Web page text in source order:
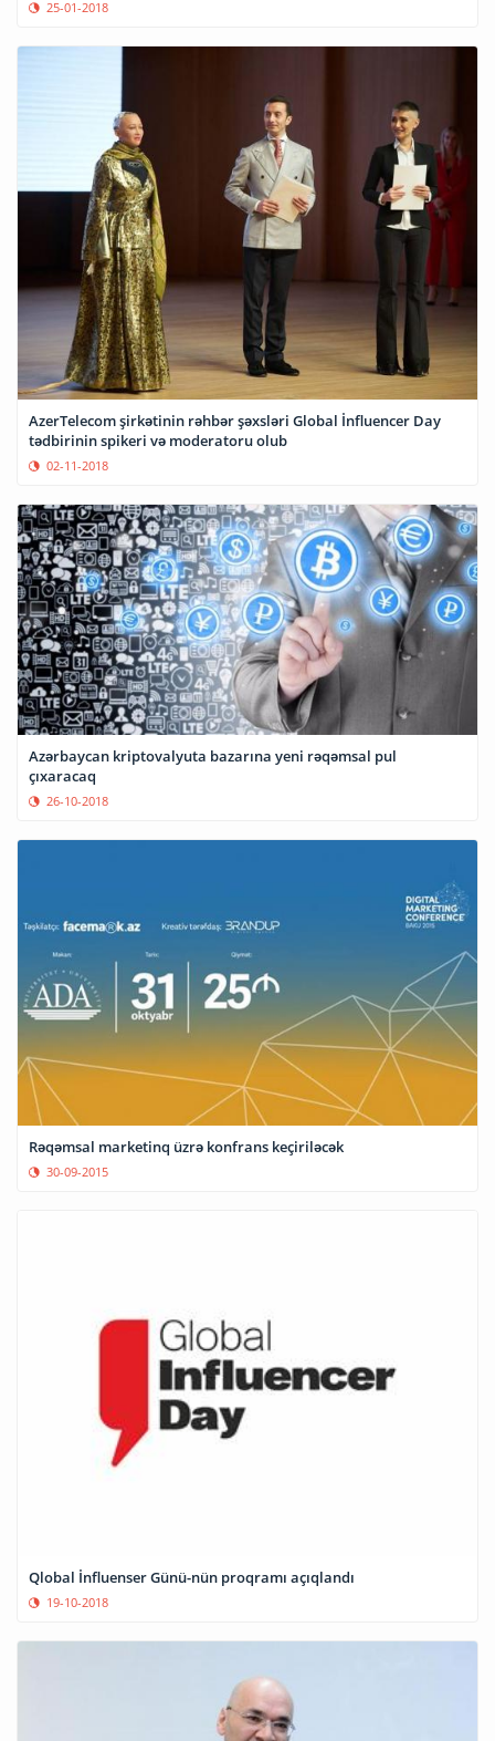
25-01-2018
AzerTelecom şirkətinin rəhbər şəxsləri Global İnfluencer Day
tədbirinin spikeri və moderatoru olub
02-11-2018
Azərbaycan kriptovalyuta bazarına yeni rəqəmsal pul
çıxaracaq
26-10-2018
Rəqəmsal marketinq üzrə konfrans keçiriləcək
30-09-2015
Qlobal İnfluenser Günü-nün proqramı açıqlandı
19-10-2018